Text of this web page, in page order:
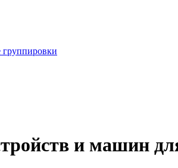
и машин